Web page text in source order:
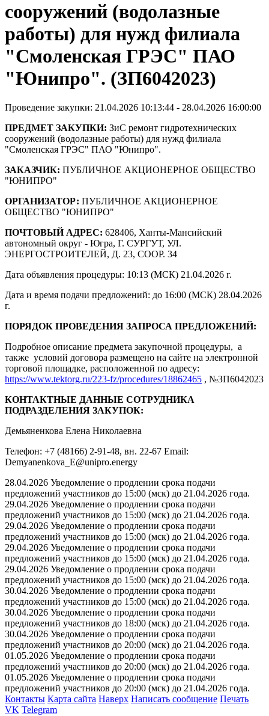
сооружений (водолазные
работы) для нужд филиала
"Смоленская ГРЭС" ПАО
"Юнипро". (ЗП6042023)
Проведение закупки: 21.04.2026 10:13:44 - 28.04.2026 16:00:00
ПРЕДМЕТ ЗАКУПКИ: ЗиС ремонт гидротехнических
сооружений (водолазные работы) для нужд филиала
"Смоленская ГРЭС" ПАО "Юнипро".
ЗАКАЗЧИК: ПУБЛИЧНОЕ АКЦИОНЕРНОЕ ОБЩЕСТВО
"ЮНИПРО"
ОРГАНИЗАТОР: ПУБЛИЧНОЕ АКЦИОНЕРНОЕ
ОБЩЕСТВО "ЮНИПРО"
ПОЧТОВЫЙ АДРЕС: 628406, Ханты-Мансийский
автономный округ - Югра, Г. СУРГУТ, УЛ.
ЭНЕРГОСТРОИТЕЛЕЙ, Д. 23, СООР. 34
Дата объявления процедуры: 10:13 (МСК) 21.04.2026 г.
Дата и время подачи предложений: до 16:00 (МСК) 28.04.2026
г.
ПОРЯДОК ПРОВЕДЕНИЯ ЗАПРОСА ПРЕДЛОЖЕНИЙ:
Подробное описание предмета закупочной процедуры, а
также условий договора размещено на сайте на электронной
торговой площадке, расположенной по адресу:
https://www.tektorg.ru/223-fz/procedures/18862465 , №ЗП6042023
КОНТАКТНЫЕ ДАННЫЕ СОТРУДНИКА
ПОДРАЗДЕЛЕНИЯ ЗАКУПОК:
Демьяненкова Елена Николаевна
Телефон: +7 (48166) 2-91-48, вн. 22-67 Email:
Demyanenkova_E@unipro.energy
28.04.2026 Уведомление о продлении срока подачи
предложений участников до 15:00 (мск) до 21.04.2026 года.
29.04.2026 Уведомление о продлении срока подачи
предложений участников до 15:00 (мск) до 21.04.2026 года.
29.04.2026 Уведомление о продлении срока подачи
предложений участников до 15:00 (мск) до 21.04.2026 года.
29.04.2026 Уведомление о продлении срока подачи
предложений участников до 15:00 (мск) до 21.04.2026 года.
29.04.2026 Уведомление о продлении срока подачи
предложений участников до 15:00 (мск) до 21.04.2026 года.
30.04.2026 Уведомление о продлении срока подачи
предложений участников до 15:00 (мск) до 21.04.2026 года.
30.04.2026 Уведомление о продлении срока подачи
предложений участников до 18:00 (мск) до 21.04.2026 года.
30.04.2026 Уведомление о продлении срока подачи
предложений участников до 20:00 (мск) до 21.04.2026 года.
01.05.2026 Уведомление о продлении срока подачи
предложений участников до 20:00 (мск) до 21.04.2026 года.
01.05.2026 Уведомление о продлении срока подачи
предложений участников до 20:00 (мск) до 21.04.2026 года.
Контакты Карта сайта Наверх Написать сообщение Печать
VK Telegram